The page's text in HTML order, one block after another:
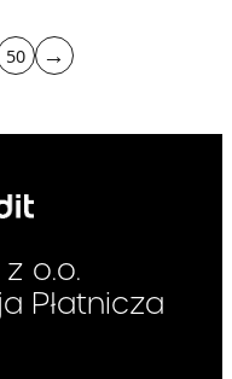
50 →
z o.o.
Płatnicza